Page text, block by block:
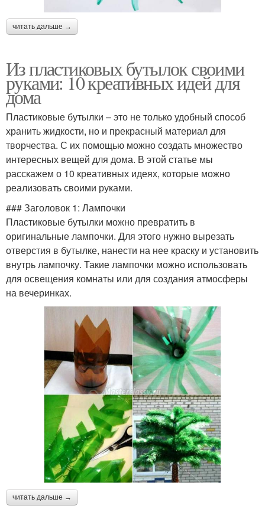
читать дальше →
Из пластиковых бутылок своими
руками: 10 креативных идей для
дома
Пластиковые бутылки – это не только удобный способ
хранить жидкости, но и прекрасный материал для
творчества. С их помощью можно создать множество
интересных вещей для дома. В этой статье мы
расскажем о 10 креативных идеях, которые можно
реализовать своими руками.
### Заголовок 1: Лампочки
Пластиковые бутылки можно превратить в
оригинальные лампочки. Для этого нужно вырезать
отверстия в бутылке, нанести на нее краску и установить
внутрь лампочку. Такие лампочки можно использовать
для освещения комнаты или для создания атмосферы
на вечеринках.
читать дальше →